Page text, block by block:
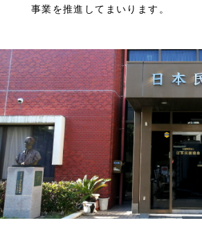
事業を推進してまいります。